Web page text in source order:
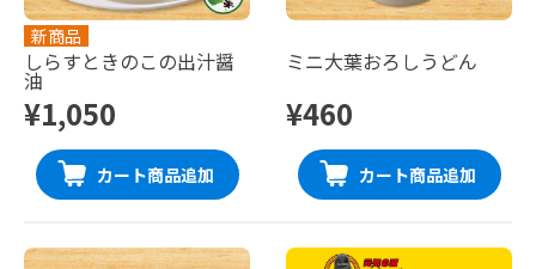
新商品
しらすときのこの出汁醤
油
¥1,050
カート商品追加
ミニ大葉おろしうどん
¥460
カート商品追加